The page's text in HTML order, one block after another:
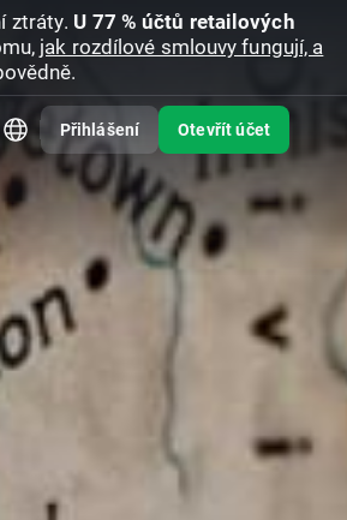
ztráty. U 77 % účtů retailových
jak rozdílové smlouvy fungují, a
Přihlášení Otevřít účet